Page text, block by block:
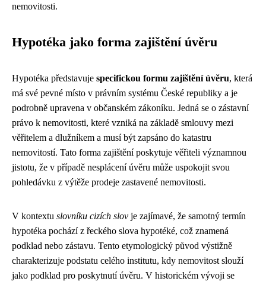
nemovitosti.
Hypotéka jako forma zajištění úvěru
Hypotéka představuje specifickou formu zajištění úvěru, která
má své pevné místo v právním systému České republiky a je
podrobně upravena v občanském zákoníku. Jedná se o zástavní
právo k nemovitosti, které vzniká na základě smlouvy mezi
věřitelem a dlužníkem a musí být zapsáno do katastru
nemovitostí. Tato forma zajištění poskytuje věřiteli významnou
jistotu, že v případě nesplácení úvěru může uspokojit svou
pohledávku z výtěže prodeje zastavené nemovitosti.
V kontextu slovníku cizích slov je zajímavé, že samotný termín
hypotéka pochází z řeckého slova hypotéké, což znamená
podklad nebo zástavu. Tento etymologický původ výstižně
charakterizuje podstatu celého institutu, kdy nemovitost slouží
jako podklad pro poskytnutí úvěru. V historickém vývoji se